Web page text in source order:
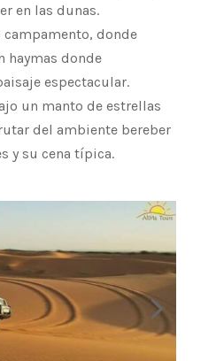
en las dunas.
campamento, donde
haymas donde
espectacular.
un manto de estrellas
del ambiente bereber
y su cena típica.